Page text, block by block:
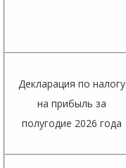
Декларация по налогу
на прибыль за
полугодие 2026 года